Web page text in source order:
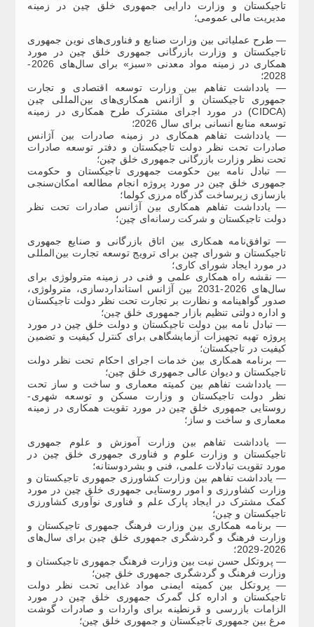
تاجیکستان و وزارت دارایی جمهوری خلق چین در زمینه
مدیریت مالی عمومی؛
— طرح عملیاتی بین وزارت صنایع و فناوری‌های نوین جمهوری
تاجیکستان و وزارت بازرگانی جمهوری خلق چین در مورد
همکاری در زمینه مواد معدنی «سبز» برای سال‌های 2026-
2028؛
— یادداشت تفاهم بین وزارت توسعه اقتصادی و تجارت
جمهوری تاجیکستان و آژانس همکاری‌های بین‌المللی چین
(CIDCA) در مورد اجرای مشترک طرح همکاری در زمینه
توسعه منابع انسانی برای سال 2026؛
— یادداشت تفاهم همکاری در زمینه صادرات بین آژانس
صادرات تحت نظر دولت تاجیکستان و دفتر توسعه صادرات
تحت نظر وزارت بازرگانی جمهوری خلق چین؛
— تبادل نامه بین حکومت جمهوری تاجیکستان و حکومت
جمهوری خلق چین در مورد پروژه انجام مطالعه امکان‌سنجی
بازسازی زیرساخت گذرگاه مرزی کولما؛
— یادداشت تفاهم همکاری بین آژانس صادرات تحت نظر
دولت تاجیکستان و شرکت رسانه‌ای چین؛
— توافق‌نامه همکاری بین اتاق بازرگانی و صنایع جمهوری
تاجیکستان و شورای چین برای ترویج توسعه تجارت بین‌المللی
در مورد ایجاد شورای کاری؛
— نقشه راه همکاری علمی و فنی در زمینه مترولوژی برای
سال‌های 2026-2031 بین آژانس استانداردسازی، مترولوژی،
صدور گواهینامه و نظارت بر تجارت تحت نظر دولت تاجیکستان
و اداره دولتی تنظیم بازار جمهوری خلق چین؛
— تبادل نامه بین دولت تاجیکستان و دولت خلق چین در مورد
پروژه تهیه تجهیزات آزمایشگاهی برای کنترل کیفیت و تضمین
کیفیت در تاجیکستان؛
— برنامه همکاری بین خدمات اجرای احکام تحت نظر دولت
تاجیکستان و دیوان عالی جمهوری خلق چین؛
— یادداشت تفاهم بین کمیته معماری و ساخت و ساز تحت
نظر دولت تاجیکستان و وزارت مسکن و توسعه شهری-
روستایی جمهوری خلق چین در مورد تقویت همکاری در زمینه
معماری و ساخت و ساز؛
— یادداشت تفاهم بین وزارت آموزش و علوم جمهوری
تاجیکستان و وزارت علوم و فناوری جمهوری خلق چین در
مورد تقویت تبادلات علمی، فنی و بشردوستانه؛
— یادداشت تفاهم بین وزارت کشاورزی جمهوری تاجیکستان و
وزارت کشاورزی و امور روستایی جمهوری خلق چین در مورد
کمک مشترک در ایجاد پارک علم و فناوری نوآوری کشاورزی
تاجیکستان و چین؛
— برنامه همکاری بین وزارت فرهنگ جمهوری تاجیکستان و
وزارت فرهنگ و گردشگری جمهوری خلق چین برای سال‌های
2026-2029؛
— پروتکل حسن نیت بین وزارت فرهنگ جمهوری تاجیکستان و
وزارت فرهنگ و گردشگری جمهوری خلق چین؛
— پروتکل بین کمیته ایمنی مواد غذایی تحت نظر دولت
تاجیکستان و اداره کل گمرک جمهوری خلق چین در مورد
الزامات بازرسی و قرنطینه برای واردات و صادرات گوشت
مرغ بین جمهوری تاجیکستان و جمهوری خلق چین؛